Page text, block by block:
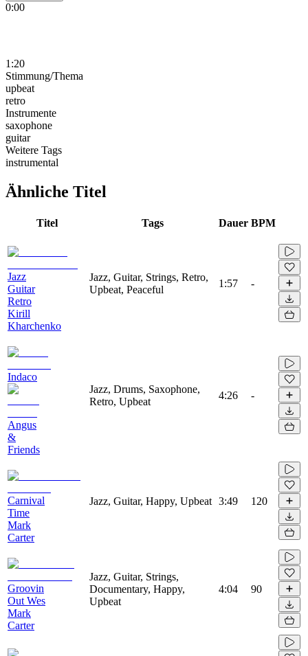
0:00
1:20
Stimmung/Thema
upbeat
retro
Instrumente
saxophone
guitar
Weitere Tags
instrumental
Ähnliche Titel
Titel Tags Dauer BPM
Jazz
Guitar
Retro
Kirill
Kharchenko
Jazz, Guitar, Strings, Retro,
Upbeat, Peaceful
1:57 -
Indaco
Angus
&
Friends
Jazz, Drums, Saxophone,
Retro, Upbeat
4:26 -
Carnival
Time
Mark
Carter
Jazz, Guitar, Happy, Upbeat 3:49 120
Groovin
Out Wes
Mark
Carter
Jazz, Guitar, Strings,
Documentary, Happy,
Upbeat
4:04 90